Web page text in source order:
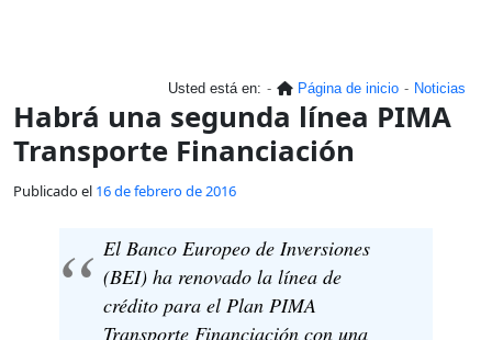
Usted está en: Página de inicio Noticias
Habrá una segunda línea PIMA
Transporte Financiación
Publicado el 16 de febrero de 2016
El Banco Europeo de Inversiones
(BEI) ha renovado la línea de
crédito para el Plan PIMA
Transporte Financiación con una